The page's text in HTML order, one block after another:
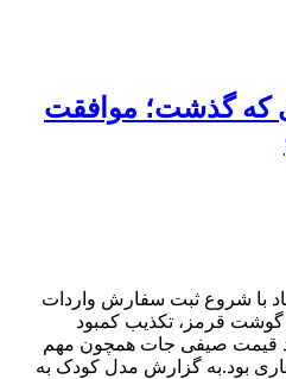
گذشت؛ موافقت
ثبت سفارش واردات
قرمز، تکذیب کمبود
صیفی جات همچون مهم
گزارش مدل کودک به